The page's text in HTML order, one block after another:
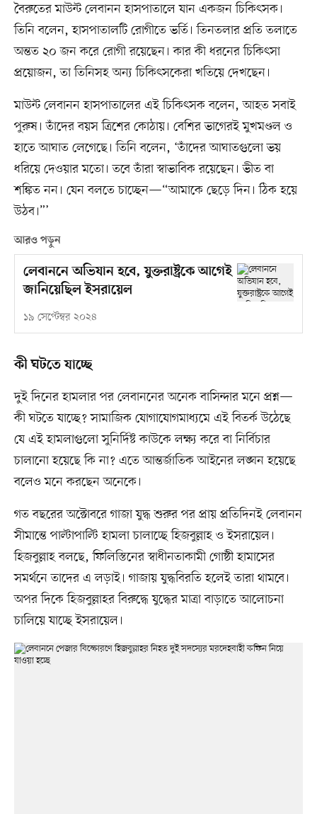
বৈরুতের মাউন্ট লেবানন হাসপাতালে যান একজন চিকিৎসক।
তিনি বলেন, হাসপাতালটি রোগীতে ভর্তি। তিনতলার প্রতি তলাতে
অন্তত ২০ জন করে রোগী রয়েছেন। কার কী ধরনের চিকিৎসা
প্রয়োজন, তা তিনিসহ অন্য চিকিৎসকেরা খতিয়ে দেখছেন।
মাউন্ট লেবানন হাসপাতালের এই চিকিৎসক বলেন, আহত সবাই
পুরুষ। তাঁদের বয়স ত্রিশের কোঠায়। বেশির ভাগেরই মুখমণ্ডল ও
হাতে আঘাত লেগেছে। তিনি বলেন, ‘তাঁদের আঘাতগুলো ভয়
ধরিয়ে দেওয়ার মতো। তবে তাঁরা স্বাভাবিক রয়েছেন। ভীত বা
শঙ্কিত নন। যেন বলতে চাচ্ছেন—“আমাকে ছেড়ে দিন। ঠিক হয়ে
উঠব।”’
আরও পড়ুন
লেবাননে অভিযান হবে, যুক্তরাষ্ট্রকে আগেই
জানিয়েছিল ইসরায়েল
১৯ সেপ্টেম্বর ২০২৪
কী ঘটতে যাচ্ছে
দুই দিনের হামলার পর লেবাননের অনেক বাসিন্দার মনে প্রশ্ন—
কী ঘটতে যাচ্ছে? সামাজিক যোগাযোগমাধ্যমে এই বিতর্ক উঠেছে
যে এই হামলাগুলো সুনির্দিষ্ট কাউকে লক্ষ্য করে বা নির্বিচার
চালানো হয়েছে কি না? এতে আন্তর্জাতিক আইনের লঙ্ঘন হয়েছে
বলেও মনে করছেন অনেকে।
গত বছরের অক্টোবরে গাজা যুদ্ধ শুরুর পর প্রায় প্রতিদিনই লেবানন
সীমান্তে পাল্টাপাল্টি হামলা চালাচ্ছে হিজবুল্লাহ ও ইসরায়েল।
হিজবুল্লাহ বলছে, ফিলিস্তিনের স্বাধীনতাকামী গোষ্ঠী হামাসের
সমর্থনে তাদের এ লড়াই। গাজায় যুদ্ধবিরতি হলেই তারা থামবে।
অপর দিকে হিজবুল্লাহর বিরুদ্ধে যুদ্ধের মাত্রা বাড়াতে আলোচনা
চালিয়ে যাচ্ছে ইসরায়েল।